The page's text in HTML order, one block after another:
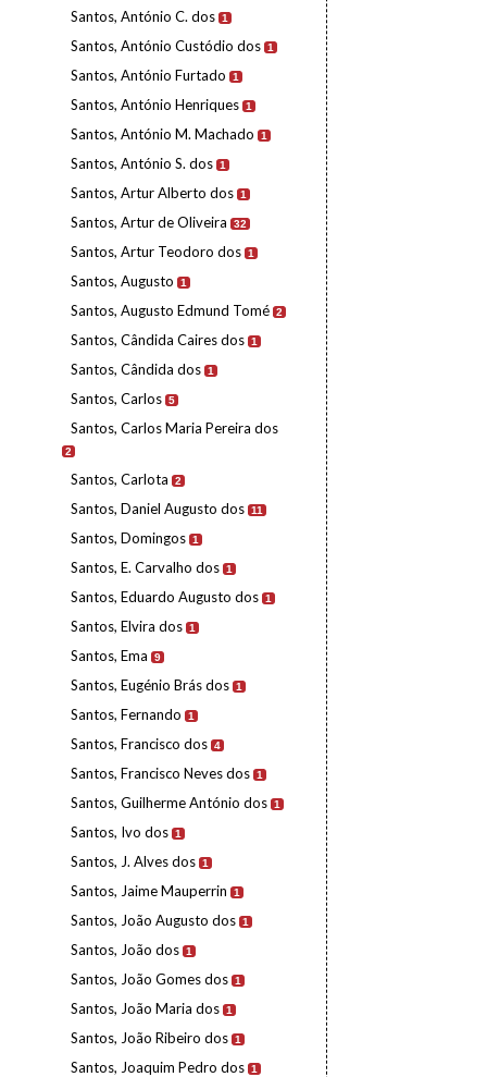
Santos, António C. dos 1
Santos, António Custódio dos 1
Santos, António Furtado 1
Santos, António Henriques 1
Santos, António M. Machado 1
Santos, António S. dos 1
Santos, Artur Alberto dos 1
Santos, Artur de Oliveira 32
Santos, Artur Teodoro dos 1
Santos, Augusto 1
Santos, Augusto Edmund Tomé 2
Santos, Cândida Caires dos 1
Santos, Cândida dos 1
Santos, Carlos 5
Santos, Carlos Maria Pereira dos
2
Santos, Carlota 2
Santos, Daniel Augusto dos 11
Santos, Domingos 1
Santos, E. Carvalho dos 1
Santos, Eduardo Augusto dos 1
Santos, Elvira dos 1
Santos, Ema 9
Santos, Eugénio Brás dos 1
Santos, Fernando 1
Santos, Francisco dos 4
Santos, Francisco Neves dos 1
Santos, Guilherme António dos 1
Santos, Ivo dos 1
Santos, J. Alves dos 1
Santos, Jaime Mauperrin 1
Santos, João Augusto dos 1
Santos, João dos 1
Santos, João Gomes dos 1
Santos, João Maria dos 1
Santos, João Ribeiro dos 1
Santos, Joaquim Pedro dos 1